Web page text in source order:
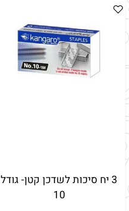
3 יח סיכות לשדכן קטן- גודל
10